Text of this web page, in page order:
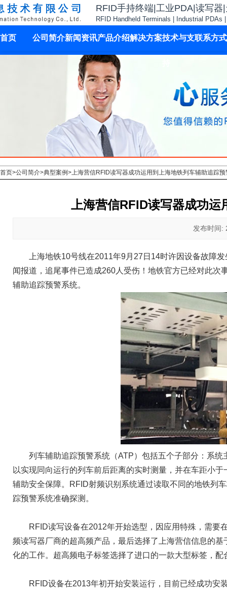
RFID手持终端|工业PDA|读写器
RFID Handheld Terminals | Industrial PDAs
首页 公司简介新闻资讯产品介绍解决方案技术与支联系方式
首页>公司简介>典型案例> 上海营信RFID读写器成功运用到上海地铁列车辅助追踪
上海营信RFID读写器成功运
发布时间:
上海地铁10号线在2011年9月27日14时许因设备故障
闻报道，追尾事件已造成260人受伤！地铁官方已经对此
辅助追踪预警系统。
列车辅助追踪预警系统（ATP）包括五个子部分：系
以实现同向运行的列车前后距离的实时测量，并在车距小
辅助安全保障。RFID射频识别系统通过读取不同的地铁列
踪预警系统准确探测。
RFID读写设备在2012年开始选型，因应用特殊，需要
频读写器厂商的超高频产品，最后选择了上海营信信息的
化的工作。超高频电子标签选择了进口的一款大型标签，
RFID设备在2013年初开始安装运行，目前已经成功安